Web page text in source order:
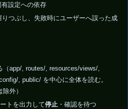
設定への依存
つぶし、失敗時にユーザーへ誤った成
（app/, routes/, resources/views/,
, public/ を中心に全体を読む。
外）
トを出力して停止・確認を待つ